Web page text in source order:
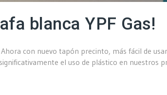
blanca YPF Gas!
Ahora con nuevo tapón precinto, más fácil de
el uso de plástico en nuestros